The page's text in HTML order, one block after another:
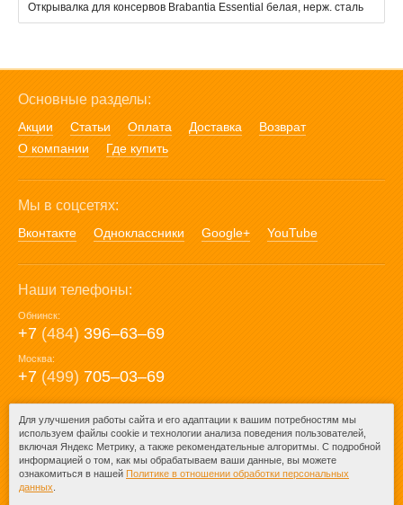
Открывалка для консервов Brabantia Essential белая, нерж. сталь
Основные разделы:
Акции Статьи Оплата Доставка
Возврат
О компании
Где купить
Мы в соцсетях:
Вконтакте Одноклассники Google+ YouTube
Наши телефоны:
Обнинск:
+7 (484) 396‒63‒69
Москва:
+7 (499) 705‒03‒69
E-mail:
mail@posuda40.ru
Для улучшения работы сайта и его адаптации к вашим потребностям мы
используем файлы cookie и технологии анализа поведения пользователей,
включая Яндекс Метрику, а также рекомендательные алгоритмы. С подробной
информацией о том, как мы обрабатываем ваши данные, вы можете
ознакомиться в нашей Политике в отношении обработки персональных
данных